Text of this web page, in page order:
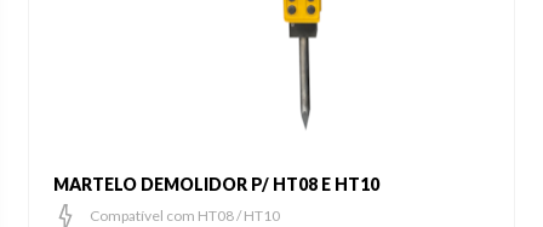
MARTELO DEMOLIDOR P/ HT08 E HT10
Compatível com HT08 / HT10